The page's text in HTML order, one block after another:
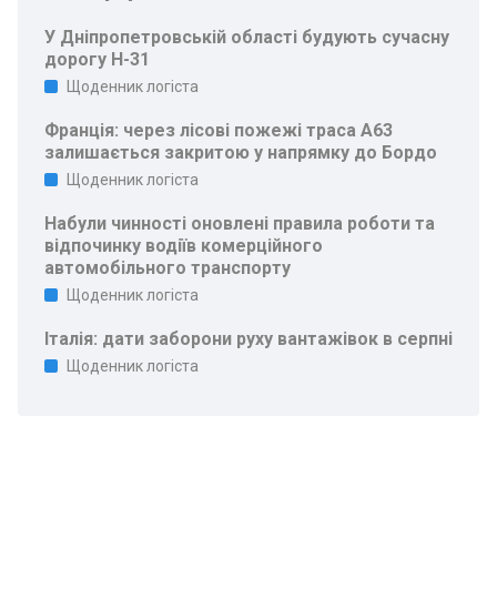
У Дніпропетровській області будують сучасну
дорогу Н-31
Щоденник логіста
Франція: через лісові пожежі траса A63
залишається закритою у напрямку до Бордо
Щоденник логіста
Набули чинності оновлені правила роботи та
відпочинку водіїв комерційного
автомобільного транспорту
Щоденник логіста
Італія: дати заборони руху вантажівок в серпні
Щоденник логіста